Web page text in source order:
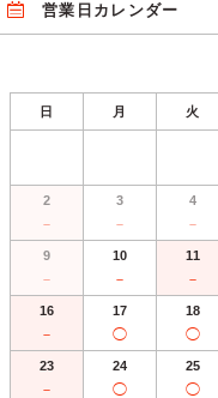
営業日カレンダー
日 月 火
2
－
3
－
4
－
9
－
10
－
11
－
16
－
17
◯
18
◯
23
－
24
◯
25
◯